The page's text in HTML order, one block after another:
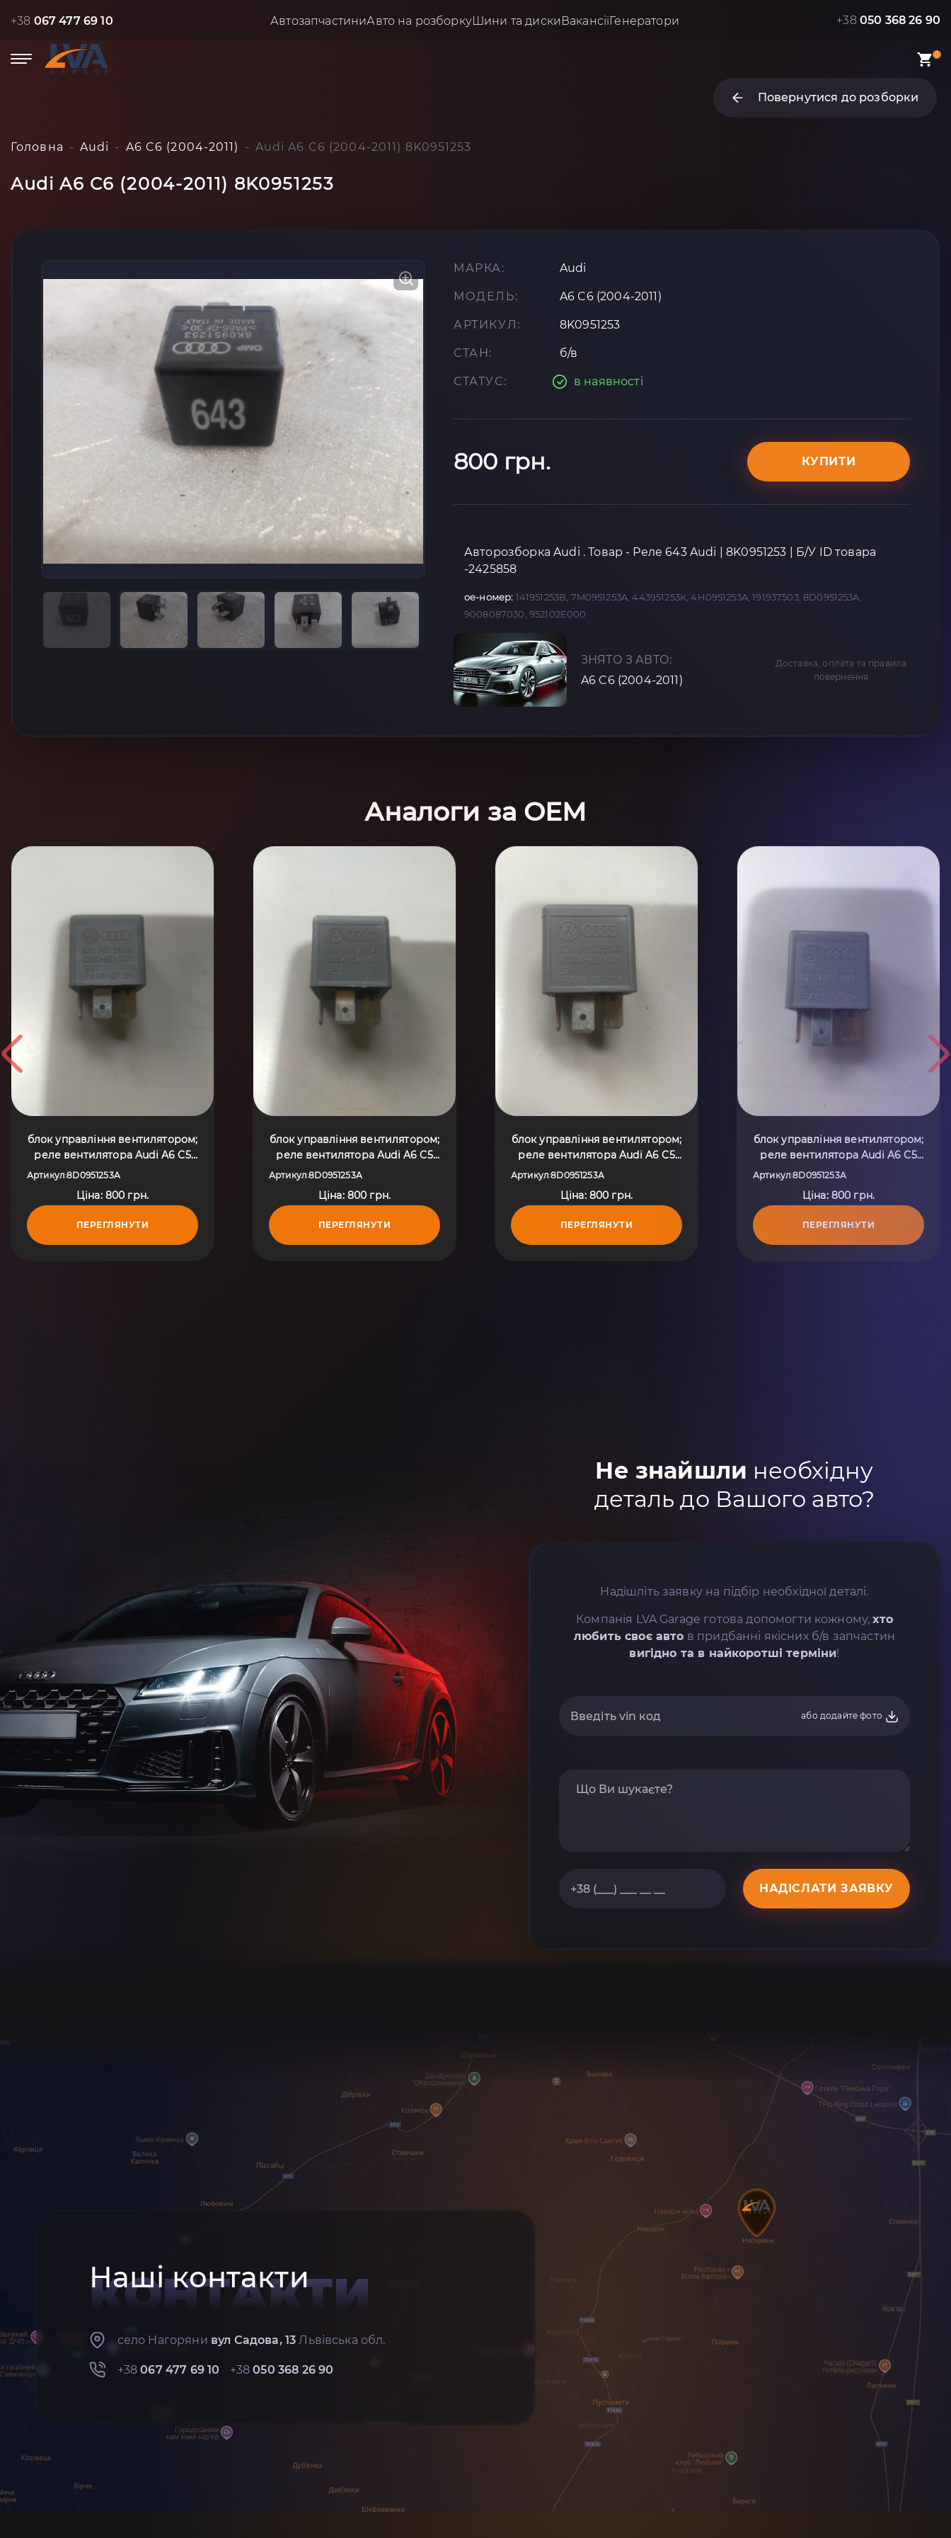
+38 067 477 69 10 АвтозапчастиниАвто на розборкуШини та дискиВакансіїГенератори +38 050 368 26 90
0
Повернутися до розборки
Головна Audi A6 C6 (2004-2011) Audi A6 C6 (2004-2011) 8K0951253
Audi A6 C6 (2004-2011) 8K0951253
МАРКА: Audi
МОДЕЛЬ: A6 C6 (2004-2011)
АРТИКУЛ: 8K0951253
СТАН: б/в
СТАТУС: в наявності
800 грн. КУПИТИ
Авторозборка Audi . Товар - Реле 643 Audi | 8K0951253 | Б/У ID товара
-2425858
oe-номер: 141951253B, 7M0951253A, 443951253K, 4H0951253A, 191937503, 8D0951253A,
9008087030, 952102E000
ЗНЯТО З АВТО:
A6 C6 (2004-2011)
Доставка, оплата та правила
повернення
Аналоги за OEM
блок управління вентилятором;
реле вентилятора Audi A6 C5
(1997-2004) 8D0951253A
Артикул:8D0951253A
Ціна: 800 грн.
ПЕРЕГЛЯНУТИ
блок управління вентилятором;
реле вентилятора Audi A6 C5
(1997-2004) 8D0951253A
Артикул:8D0951253A
Ціна: 800 грн.
ПЕРЕГЛЯНУТИ
блок управління вентилятором;
реле вентилятора Audi A6 C5
(1997-2004) 8D0951253A
Артикул:8D0951253A
Ціна: 800 грн.
ПЕРЕГЛЯНУТИ
блок управління вентилятором;
реле вентилятора Audi A6 C5
(1997-2004) 8D0951253A
Артикул:8D0951253A
Ціна: 800 грн.
ПЕРЕГЛЯНУТИ
Не знайшли необхідну
деталь до Вашого авто?
Надішліть заявку на підбір необхідної деталі.
Компанія LVA Garage готова допомогти кожному,хто
любить своє авто в придбанні якісних б/в запчастин
вигідно та в найкоротші терміни!
або додайте фото
НАДІСЛАТИ ЗАЯВКУ
Наші контакти
КОНТАКТИ
село Нагоряни вул Садова, 13 Львівська обл.
+38067 477 69 10 +38050 368 26 90